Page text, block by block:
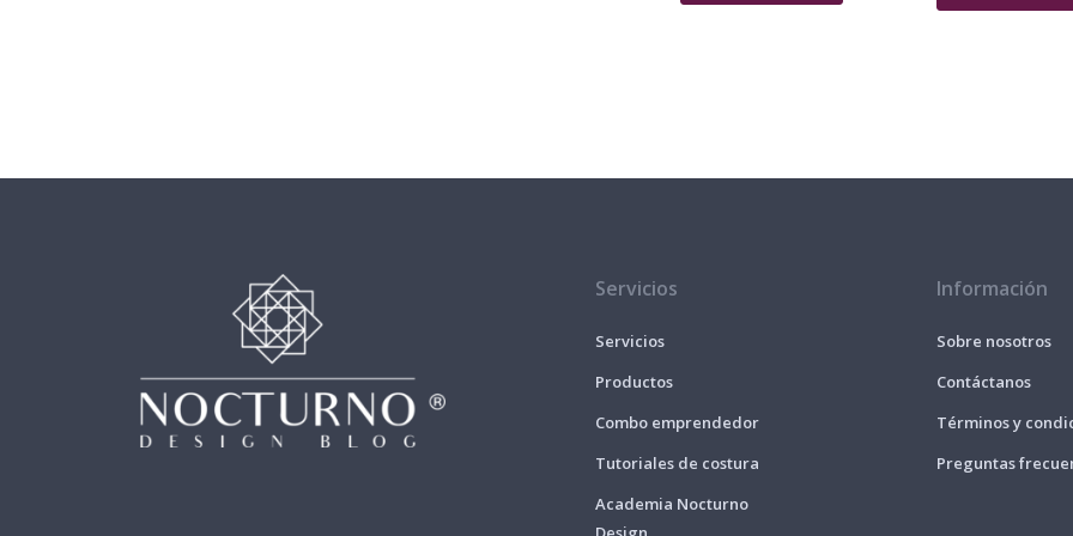
Servicios
Servicios
Productos
Combo emprendedor
Tutoriales de costura
Academia Nocturno
Información
Sobre nosotros
Contáctanos
Términos y
Preguntas